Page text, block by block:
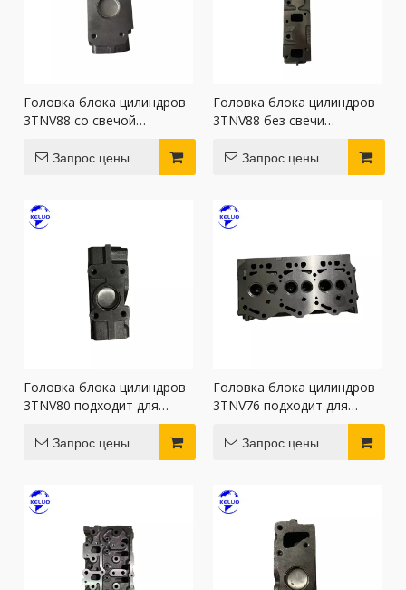
Головка блока цилиндров
3TNV88 со свечой
подогрева подходит для
Запрос цены
Головка блока цилиндров
3TNV88 без свечи
подогрева подходит для
Запрос цены
Головка блока цилиндров
3TNV80 подходит для
Запрос цены
Головка блока цилиндров
3TNV76 подходит для
Запрос цены